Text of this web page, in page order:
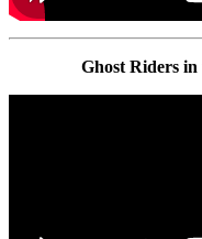
Ghost Riders in